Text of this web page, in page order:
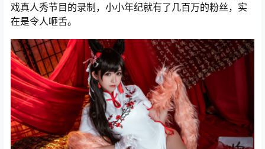
戏真人秀节目的录制，小小年纪就有了几百万的粉丝，实
在是令人咂舌。